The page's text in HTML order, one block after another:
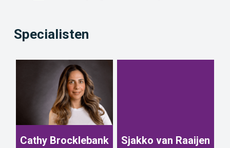
Specialisten
Cathy Brocklebank Sjakko van Raaijen